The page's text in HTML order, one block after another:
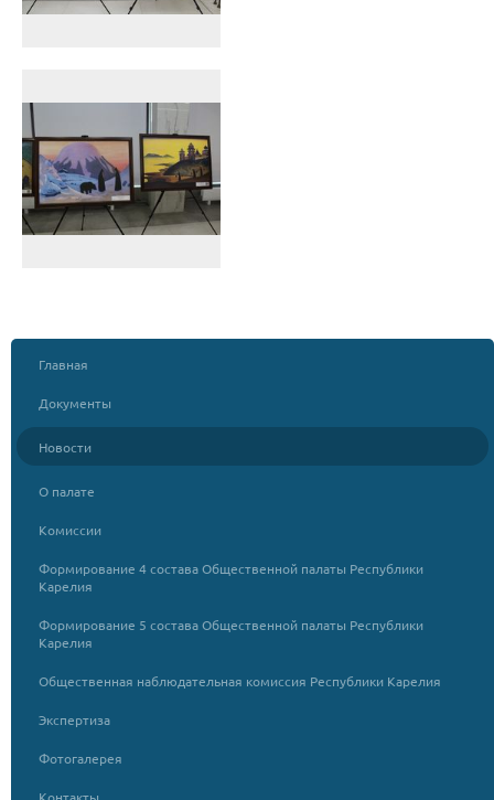
Главная
Документы
Новости
О палате
Комиссии
Формирование 4 состава Общественной палаты Республики
Карелия
Формирование 5 состава Общественной палаты Республики
Карелия
Общественная наблюдательная комиссия Республики Карелия
Экспертиза
Фотогалерея